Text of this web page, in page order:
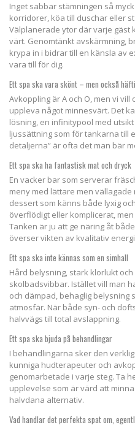
Inget sabbar stämningen så
korridorer, köa till duschar eller
Välplanerade ytor där varje gäst
värt. Genomtänkt avskärmning,
krypa in i bidrar till en känsla av
vara till för dig.
Ett spa ska vara skönt – men också
Avkoppling är A och O, men vi
uppleva något minnesvärt. Det
lösning, en infinitypool med
ljussättning som för tankarna till
detaljerna” är ofta det man bär
Ett spa ska ha fantastisk mat och dryck
En vacker bar som serverar
meny med lättare men
dessert som känns både lyxig
överflödigt eller komplicerat,
Tanken är ju att ge näring åt
överser vikten av kvalitativ
Ett spa ska inte kännas som en simhall
Hård belysning, stark klorlukt
skolbadsvibbar. Istället vill man
och dämpad, behaglig belysning
atmosfär. När både syn- och
halvvägs till total avslappning.
Ett spa ska bjuda på behandlingar
I behandlingarna sker den
kunniga hudterapeuter och
genomarbetade i varje steg. Ta
upplevelse som är värd att
halvdana alternativ.
Vad handlar det perfekta spat om,